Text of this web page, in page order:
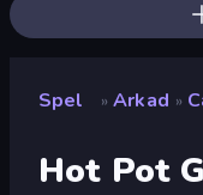
Spel » Arkad »
Hot Pot